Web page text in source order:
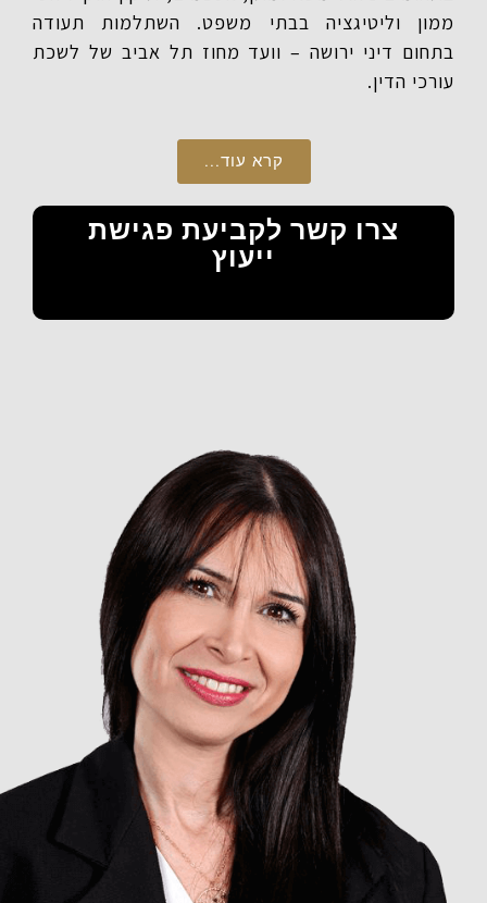
ממון וליטיגציה בבתי משפט. השתלמות תעודה
בתחום דיני ירושה – וועד מחוז תל אביב של לשכת
עורכי הדין.
קרא עוד...
צרו קשר לקביעת פגישת
ייעוץ